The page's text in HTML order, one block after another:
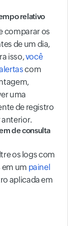
relativo
comparar os
de um dia,
isso,você
com
uma
de registro
de consulta
os logs com
em um painel
aplicada em